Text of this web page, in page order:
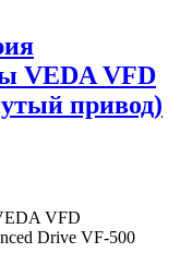
VEDA VFD
привод)
VFD
Drive VF-500